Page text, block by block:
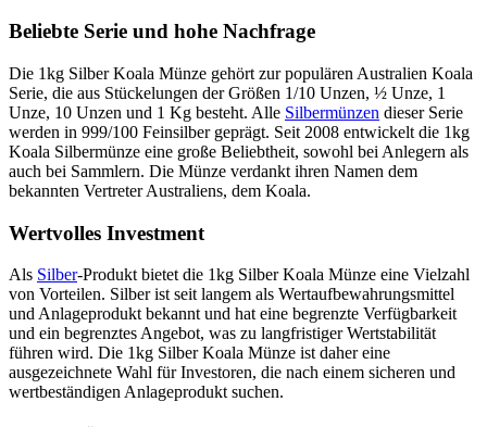
Beliebte Serie und hohe Nachfrage
Die 1kg Silber Koala Münze gehört zur populären Australien Koala
Serie, die aus Stückelungen der Größen 1/10 Unzen, ½ Unze, 1
Unze, 10 Unzen und 1 Kg besteht. Alle Silbermünzen dieser Serie
werden in 999/100 Feinsilber geprägt. Seit 2008 entwickelt die 1kg
Koala Silbermünze eine große Beliebtheit, sowohl bei Anlegern als
auch bei Sammlern. Die Münze verdankt ihren Namen dem
bekannten Vertreter Australiens, dem Koala.
Wertvolles Investment
Als Silber-Produkt bietet die 1kg Silber Koala Münze eine Vielzahl
von Vorteilen. Silber ist seit langem als Wertaufbewahrungsmittel
und Anlageprodukt bekannt und hat eine begrenzte Verfügbarkeit
und ein begrenztes Angebot, was zu langfristiger Wertstabilität
führen wird. Die 1kg Silber Koala Münze ist daher eine
ausgezeichnete Wahl für Investoren, die nach einem sicheren und
wertbeständigen Anlageprodukt suchen.